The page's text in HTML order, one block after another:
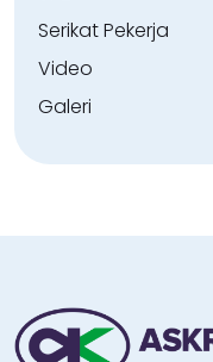
Serikat Pekerja
Video
Galeri